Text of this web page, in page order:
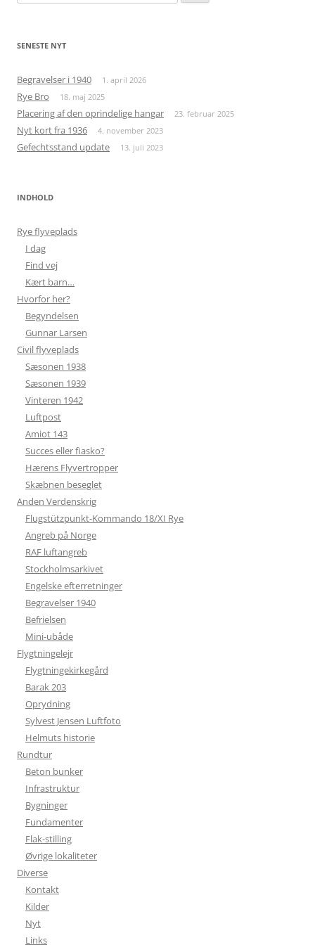
efter:
SENESTE NYT
Begravelser i 1940 1. april 2026
Rye Bro 18. maj 2025
Placering af den oprindelige hangar 23. februar 2025
Nyt kort fra 1936 4. november 2023
Gefechtsstand update 13. juli 2023
INDHOLD
Rye flyveplads
I dag
Find vej
Kært barn…
Hvorfor her?
Begyndelsen
Gunnar Larsen
Civil flyveplads
Sæsonen 1938
Sæsonen 1939
Vinteren 1942
Luftpost
Amiot 143
Succes eller fiasko?
Hærens Flyvertropper
Skæbnen beseglet
Anden Verdenskrig
Flugstützpunkt-Kommando 18/XI Rye
Angreb på Norge
RAF luftangreb
Stockholmsarkivet
Engelske efterretninger
Begravelser 1940
Befrielsen
Mini-ubåde
Flygtningelejr
Flygtningekirkegård
Barak 203
Oprydning
Sylvest Jensen Luftfoto
Helmuts historie
Rundtur
Beton bunker
Infrastruktur
Bygninger
Fundamenter
Flak-stilling
Øvrige lokaliteter
Diverse
Kontakt
Kilder
Nyt
Links